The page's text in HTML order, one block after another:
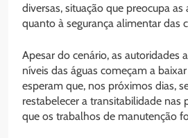
diversas, situação que preocupa as
quanto à segurança alimentar das
Apesar do cenário, as autoridades
níveis das águas começam a
esperam que, nos próximos dias,
restabelecer a transitabilidade nas
que os trabalhos de manutenção